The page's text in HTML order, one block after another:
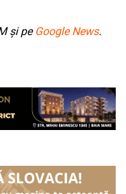
și pe Google News.